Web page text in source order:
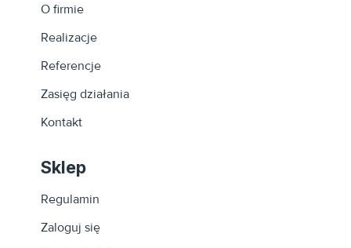
O firmie
Realizacje
Referencje
Zasięg działania
Kontakt
Sklep
Regulamin
Zaloguj się